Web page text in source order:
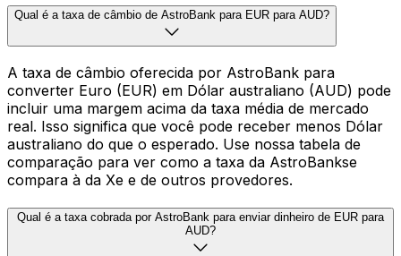
Qual é a taxa de câmbio de AstroBank para EUR para AUD?
A taxa de câmbio oferecida por AstroBank para
converter Euro (EUR) em Dólar australiano (AUD) pode
incluir uma margem acima da taxa média de mercado
real. Isso significa que você pode receber menos Dólar
australiano do que o esperado. Use nossa tabela de
comparação para ver como a taxa da AstroBankse
compara à da Xe e de outros provedores.
Qual é a taxa cobrada por AstroBank para enviar dinheiro de EUR para
AUD?